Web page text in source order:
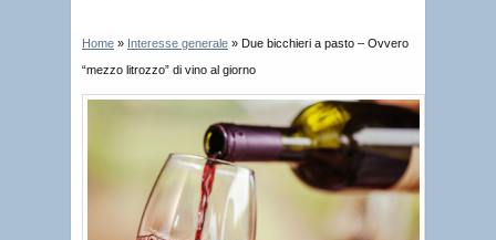
Home » Interesse generale » Due bicchieri a pasto – Ovvero
“mezzo litrozzo” di vino al giorno